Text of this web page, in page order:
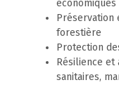
économiques
Préservation
forestière
Protection
Résilience et
sanitaires,